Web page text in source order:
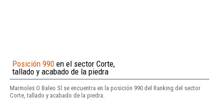
Posición 990 en el sector Corte,
tallado y acabado de la piedra
Marmoles O Baleo Sl se encuentra en la posición 990 del Ranking del sector
Corte, tallado y acabado de la piedra.